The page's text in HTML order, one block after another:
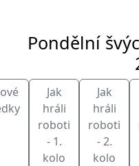
Pondělní
Jak
hráli
roboti
- 1.
kolo
Jak
hráli
roboti
- 2.
kolo